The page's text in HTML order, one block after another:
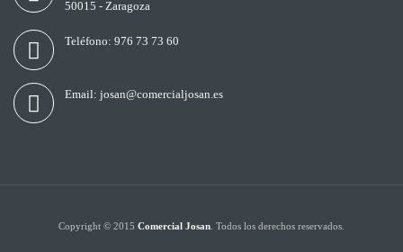
50015 - Zaragoza
Teléfono: 976 73 73 60
Email: josan@comercialjosan.es
Copyright © 2015 Comercial Josan . Todos los derechos reservados.